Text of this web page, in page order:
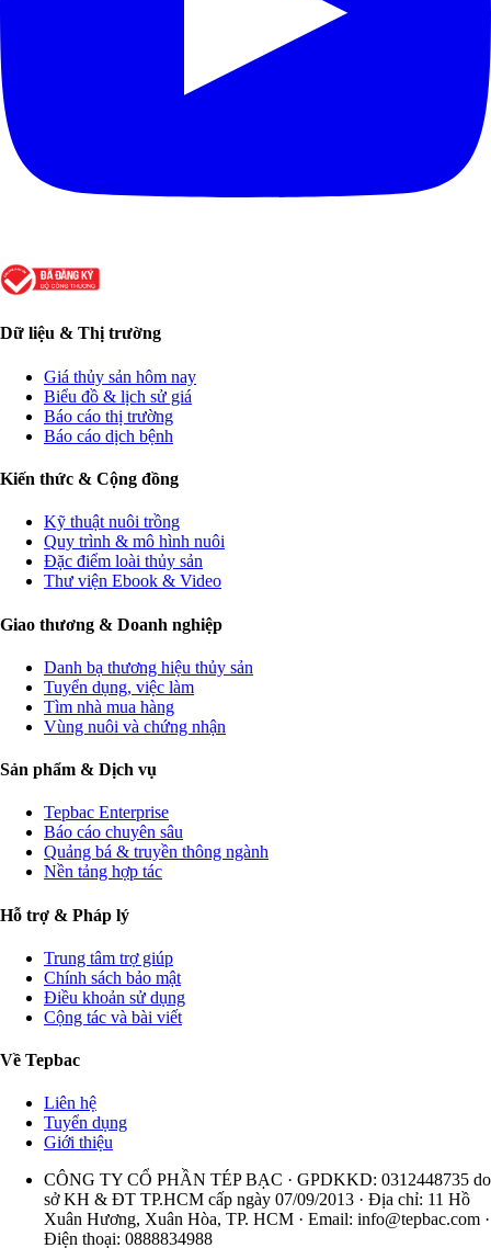
Dữ liệu & Thị trường
Giá thủy sản hôm nay
Biểu đồ & lịch sử giá
Báo cáo thị trường
Báo cáo dịch bệnh
Kiến thức & Cộng đồng
Kỹ thuật nuôi trồng
Quy trình & mô hình nuôi
Đặc điểm loài thủy sản
Thư viện Ebook & Video
Giao thương & Doanh nghiệp
Danh bạ thương hiệu thủy sản
Tuyển dụng, việc làm
Tìm nhà mua hàng
Vùng nuôi và chứng nhận
Sản phẩm & Dịch vụ
Tepbac Enterprise
Báo cáo chuyên sâu
Quảng bá & truyền thông ngành
Nền tảng hợp tác
Hỗ trợ & Pháp lý
Trung tâm trợ giúp
Chính sách bảo mật
Điều khoản sử dụng
Cộng tác và bài viết
Về Tepbac
Liên hệ
Tuyển dụng
Giới thiệu
CÔNG TY CỔ PHẦN TÉP BẠC · GPDKKD: 0312448735 do
sở KH & ĐT TP.HCM cấp ngày 07/09/2013 · Địa chỉ: 11 Hồ
Xuân Hương, Xuân Hòa, TP. HCM · Email: info@tepbac.com ·
Điện thoại: 0888834988